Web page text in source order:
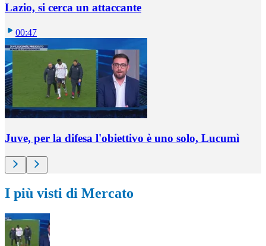
Lazio, si cerca un attaccante
00:47
Juve, per la difesa l'obiettivo è uno solo, Lucumì
I più visti di Mercato